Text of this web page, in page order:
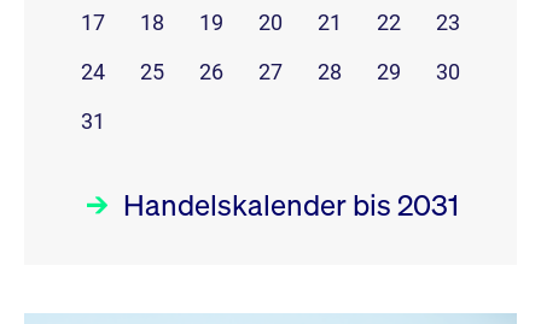
17
18 19 20 21 22
23
24
25 26 27 28 29
30
31
Handelskalender bis 2031